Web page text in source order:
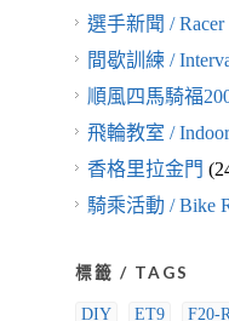
選手新聞 / Racer
間歇訓練 /
順風四馬騎福
飛輪教室 /
香格里拉金門
騎乘活動 / Bike
標籤 / TAGS
DIY ET9 F20-